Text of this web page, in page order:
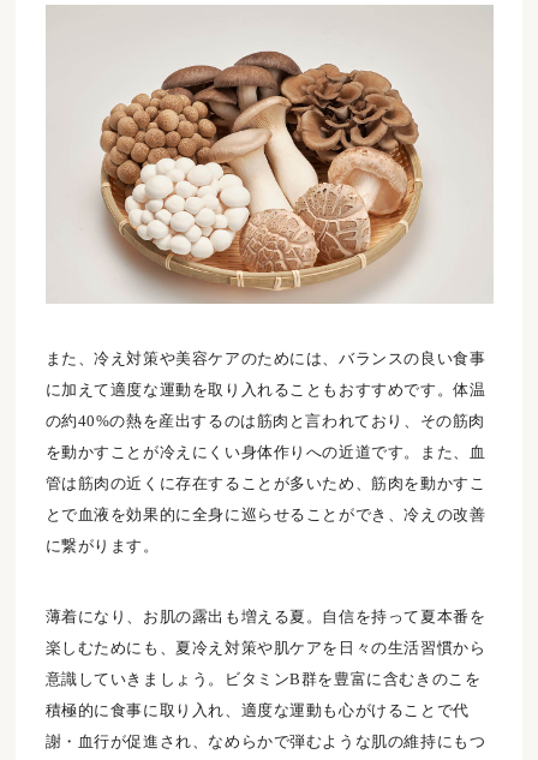
また、冷え対策や美容ケアのためには、バランスの良い食事
に加えて適度な運動を取り入れることもおすすめです。体温
の約40%の熱を産出するのは筋肉と言われており、その筋肉
を動かすことが冷えにくい身体作りへの近道です。また、血
管は筋肉の近くに存在することが多いため、筋肉を動かすこ
とで血液を効果的に全身に巡らせることができ、冷えの改善
に繋がります。
薄着になり、お肌の露出も増える夏。自信を持って夏本番を
楽しむためにも、夏冷え対策や肌ケアを日々の生活習慣から
意識していきましょう。ビタミンB群を豊富に含むきのこを
積極的に食事に取り入れ、適度な運動も心がけることで代
謝・血行が促進され、なめらかで弾むような肌の維持にもつ